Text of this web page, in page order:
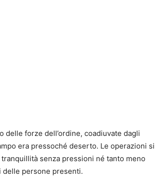
delle forze dell’ordine, coadiuvate dagli
era pressoché deserto. Le operazioni si
senza pressioni né tanto meno
persone presenti.